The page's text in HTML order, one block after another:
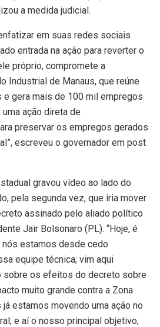
a medida judicial.
em suas redes sociais
entrada na ação para reverter o
próprio, compromete a
Industrial de Manaus, que reúne
e gera mais de 100 mil empregos
ação direta de
preservar os empregos gerados
escreveu o governador em post
gravou vídeo ao lado do
pela segunda vez, que iria mover
assinado pelo aliado político
Jair Bolsonaro (PL). “Hoje, é
estamos desde cedo
equipe técnica; vim aqui
sobre os efeitos do decreto sobre
muito grande contra a Zona
já estamos movendo uma ação no
e aí o nosso principal objetivo,